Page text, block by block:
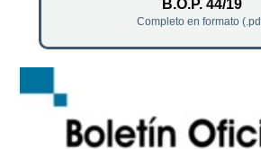
B.O.P. 44/19
Completo en formato